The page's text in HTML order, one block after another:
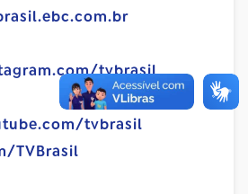
tvbrasil
tvbrasil
TVBrasil